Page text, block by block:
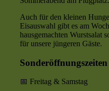
Auch für den kleinen
Eisauswahl gibt es am
hausgemachten Wurstsalat
für unsere jüngeren Gäste.
Sonderöffnungszeiten
📅 Freitag & Samstag